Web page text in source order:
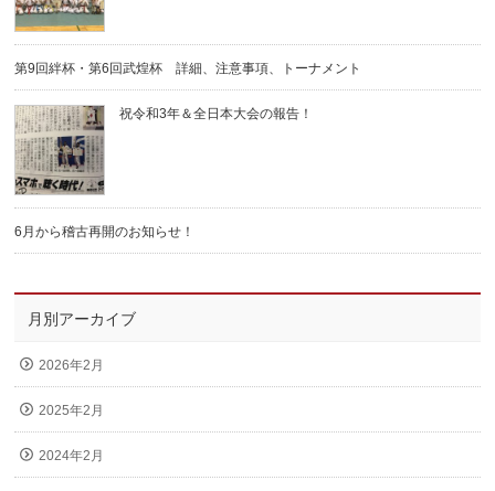
第9回絆杯・第6回武煌杯 詳細、注意事項、トーナメント
祝令和3年＆全日本大会の報告！
6月から稽古再開のお知らせ！
月別アーカイブ
2026年2月
2025年2月
2024年2月